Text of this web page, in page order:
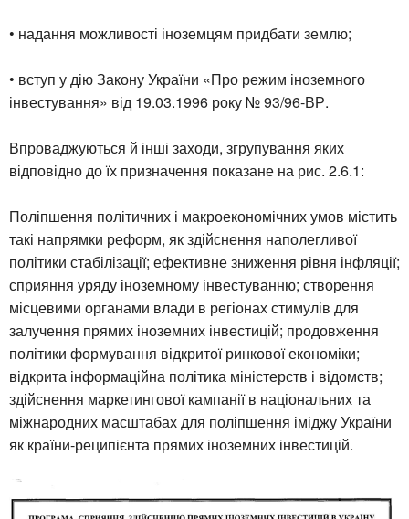
• надання можливості іноземцям придбати землю;
• вступ у дію Закону України «Про режим іноземного
інвестування» від 19.03.1996 року № 93/96-ВР.
Впроваджуються й інші заходи, згрупування яких
відповідно до їх призначення показане на рис. 2.6.1:
Поліпшення політичних і макроекономічних умов містить
такі напрямки реформ, як здійснення наполегливої
політики стабілізації; ефективне зниження рівня інфляції;
сприяння уряду іноземному інвестуванню; створення
місцевими органами влади в регіонах стимулів для
залучення прямих іноземних інвестицій; продовження
політики формування відкритої ринкової економіки;
відкрита інформаційна політика міністерств і відомств;
здійснення маркетингової кампанії в національних та
міжнародних масштабах для поліпшення іміджу України
як країни-реципієнта прямих іноземних інвестицій.